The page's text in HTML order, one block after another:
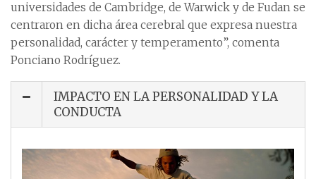
universidades de Cambridge, de Warwick y de Fudan se
centraron en dicha área cerebral que expresa nuestra
personalidad, carácter y temperamento”, comenta
Ponciano Rodríguez.
IMPACTO EN LA PERSONALIDAD Y LA
CONDUCTA